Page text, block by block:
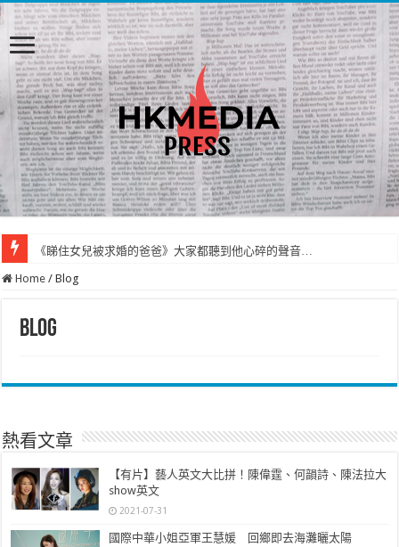
《睇住女兒被求婚的爸爸》大家都聽到他心碎的聲音…
Home / Blog
Blog
熱看文章
【有片】藝人英文大比拼！陳偉霆、何韻詩、陳法拉大
show英文
2021-07-31
國際中華小姐亞軍王慧媛 回鄉即去海灘曬太陽